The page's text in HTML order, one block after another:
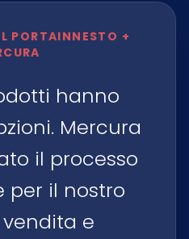
PORTAINNESTO +
hanno
Mercura
il processo
per il nostro
e